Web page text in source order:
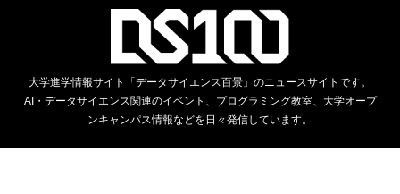
大学進学情報サイト「データサイエンス百景」のニュースサイトです。
AI・データサイエンス関連のイベント、プログラミング教室、大学オープ
ンキャンパス情報などを日々発信しています。